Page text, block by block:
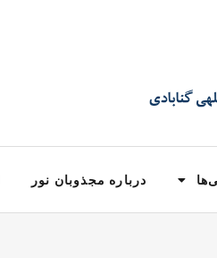
درباره مجذوبان نور